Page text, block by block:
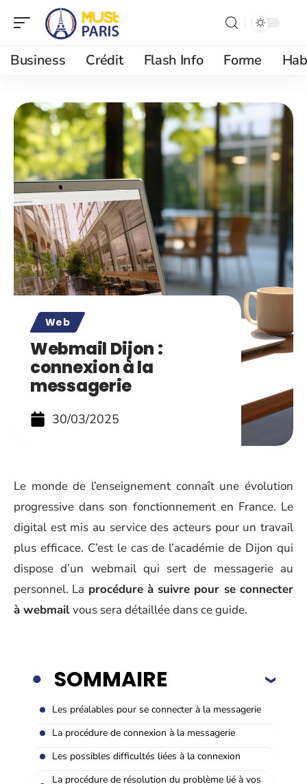
Business Crédit Flash Info Forme
Web
Webmail Dijon :
connexion à la
messagerie
30/03/2025
Le monde de l’enseignement connaît une évolution
progressive dans son fonctionnement en France. Le
digital est mis au service des acteurs pour un travail
plus efficace. C’est le cas de l’académie de Dijon qui
dispose d’un webmail qui sert de messagerie au
personnel. La procédure à suivre pour se connecter
à webmailvous sera détaillée dans ce guide.
SOMMAIRE
Les préalables pour se connecter à la messagerie
La procédure de connexion à la messagerie
Les possibles difficultés liées à la connexion
La procédure de résolution du problème lié à vos